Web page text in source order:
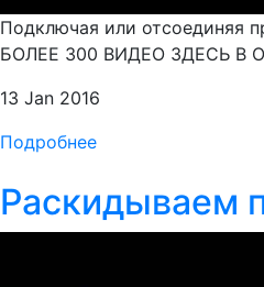
Подключая или отсоединяя
БОЛЕЕ 300 ВИДЕО ЗДЕСЬ В
13 Jan 2016
Подробнее
Раскидываем